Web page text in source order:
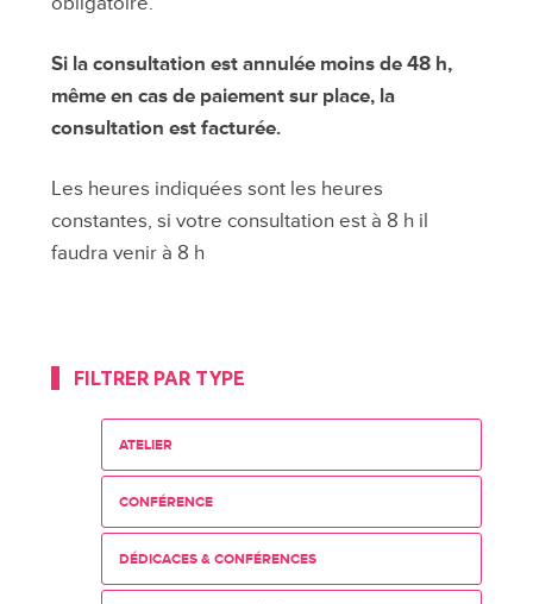
Si la consultation est annulée moins de 48 h,
même en cas de paiement sur place, la
consultation est facturée.
Les heures indiquées sont les heures
constantes, si votre consultation est à 8 h il
faudra venir à 8 h
FILTRER PAR TYPE
ATELIER
CONFÉRENCE
DÉDICACES & CONFÉRENCES